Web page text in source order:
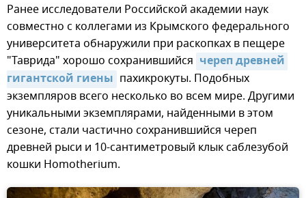
Ранее исследователи Российской академии наук
совместно с коллегами из Крымского федерального
университета обнаружили при раскопках в пещере
"Таврида" хорошо сохранившийся череп древней
гигантской гиены пахикрокуты. Подобных
экземпляров всего несколько во всем мире. Другими
уникальными экземплярами, найденными в этом
сезоне, стали частично сохранившийся череп
древней рыси и 10-сантиметровый клык саблезубой
кошки Homotherium.